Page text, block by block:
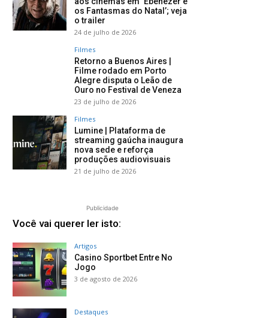
os Fantasmas do Natal’; veja
o trailer
24 de julho de 2026
Filmes
Retorno a Buenos Aires |
Filme rodado em Porto
Alegre disputa o Leão de
Ouro no Festival de Veneza
23 de julho de 2026
Filmes
Lumine | Plataforma de
streaming gaúcha inaugura
nova sede e reforça
produções audiovisuais
21 de julho de 2026
Publicidade
Você vai querer ler isto:
Artigos
Casino Sportbet Entre No
Jogo
3 de agosto de 2026
Destaques